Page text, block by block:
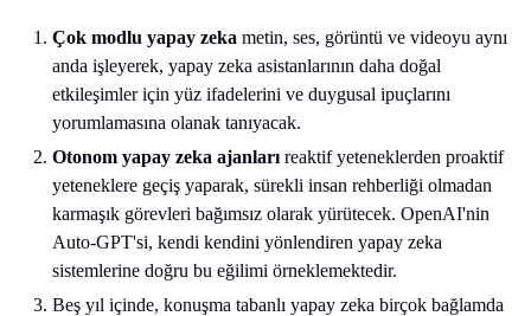
Çok modlu yapay zeka metin, ses, görüntü ve videoyu aynı
anda işleyerek, yapay zeka asistanlarının daha doğal
etkileşimler için yüz ifadelerini ve duygusal ipuçlarını
yorumlamasına olanak tanıyacak.
Otonom yapay zeka ajanları reaktif yeteneklerden proaktif
yeteneklere geçiş yaparak, sürekli insan rehberliği olmadan
karmaşık görevleri bağımsız olarak yürütecek. OpenAI'nin
Auto-GPT'si, kendi kendini yönlendiren yapay zeka
sistemlerine doğru bu eğilimi örneklemektedir.
Beş yıl içinde, konuşma tabanlı yapay zeka birçok bağlamda